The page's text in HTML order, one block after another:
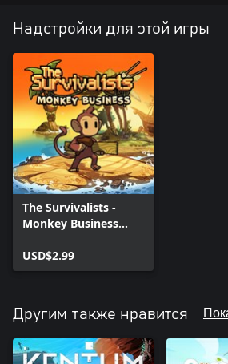
Хотите повесить на стену своей хижины
использовать его по назначению, когда
множества разбросанных по острову храмов
искомое. Впрочем, добыть сокровища будет
так что подготовьтесь к разграблению
Хватит ли у вас духу, чтобы выжить на
Надстройки для этой игры
The Survivalists -
Monkey Business
USD$2.99
Другим также нравится